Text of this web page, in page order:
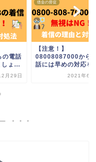
の電
！
月26日
借金の督促
【注意！】
からの電話には早め
応しましょう
2023年2